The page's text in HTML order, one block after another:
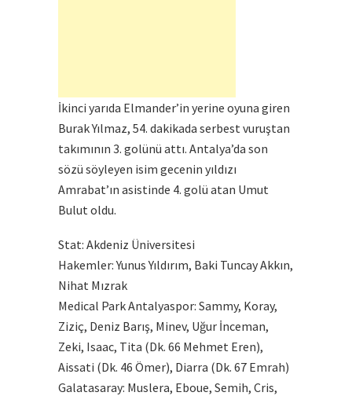
İkinci yarıda Elmander’in yerine oyuna giren
Burak Yılmaz, 54. dakikada serbest vuruştan
takımının 3. golünü attı. Antalya’da son
sözü söyleyen isim gecenin yıldızı
Amrabat’ın asistinde 4. golü atan Umut
Bulut oldu.
Stat: Akdeniz Üniversitesi
Hakemler: Yunus Yıldırım, Baki Tuncay Akkın,
Nihat Mızrak
Medical Park Antalyaspor: Sammy, Koray,
Ziziç, Deniz Barış, Minev, Uğur İnceman,
Zeki, Isaac, Tita (Dk. 66 Mehmet Eren),
Aissati (Dk. 46 Ömer), Diarra (Dk. 67 Emrah)
Galatasaray: Muslera, Eboue, Semih, Cris,